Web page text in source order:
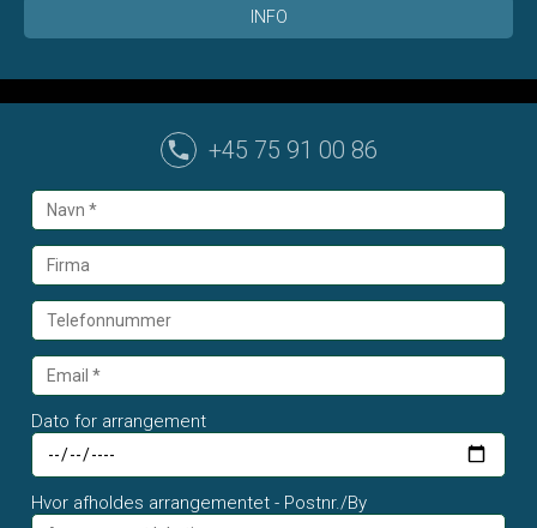
INFO
+45 75 91 00 86
Dato for arrangement
Hvor afholdes arrangementet - Postnr./By